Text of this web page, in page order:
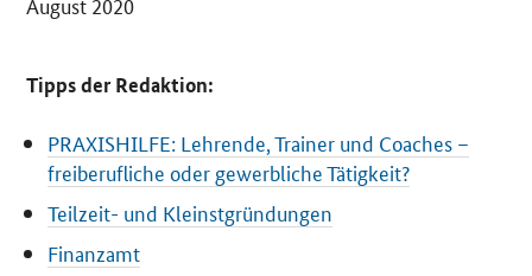
Tipps der Redaktion:
PRAXISHILFE: Lehrende, Trainer und Coaches –
freiberufliche oder gewerbliche Tätigkeit?
Teilzeit- und Kleinstgründungen
Finanzamt